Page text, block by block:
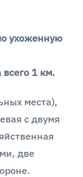
ухоженную
1 км.
места),
с двумя
две